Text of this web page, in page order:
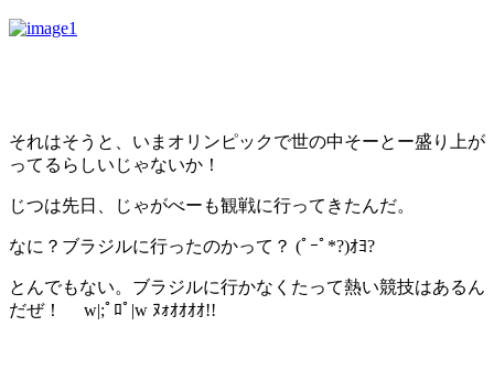
それはそうと、いまオリンピックで世の中そーとー盛り上が
ってるらしいじゃないか！
じつは先日、じゃがべーも観戦に行ってきたんだ。
なに？ブラジルに行ったのかって？ (ﾟｰﾟ*?)ｵﾖ?
とんでもない。ブラジルに行かなくたって熱い競技はあるん
だぜ！ w|;ﾟﾛﾟ|w ﾇｫｵｵｵｵ!!